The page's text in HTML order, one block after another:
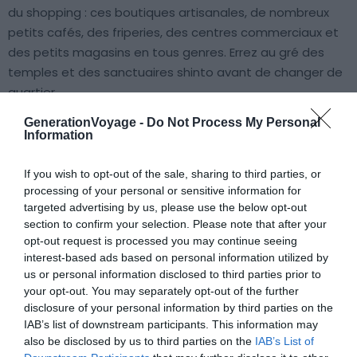
GenerationVoyage - Do Not Process My Personal
Information
If you wish to opt-out of the sale, sharing to third parties, or
processing of your personal or sensitive information for
targeted advertising by us, please use the below opt-out
section to confirm your selection. Please note that after your
opt-out request is processed you may continue seeing
interest-based ads based on personal information utilized by
us or personal information disclosed to third parties prior to
your opt-out. You may separately opt-out of the further
disclosure of your personal information by third parties on the
IAB’s list of downstream participants. This information may
also be disclosed by us to third parties on the IAB’s List of
du shopping : ces boutiques artisanales, de nombreux
petits cafés, des friperies, des centres commerciaux et
des petits magasins en tous genres. Errez au gré des
temples et des sanctuaires shinto avant de changer de
quartier.
Accolé au nord, le quartier de Sakae est un deuxième
notamment le centre Sunshine Sakaeet le Oasis 21,
semblable en tous points à un vaisseau spatial. La nuit, le
quartier se transforme en boîte de nuit à ciel ouvert :
des lumières partout, de la musique défenestrée jusque
tard dans la nuit, des restaurants et des bars à foison.
C’est donc un quartier sympa où loger à Nagoya si vous
aimez les zones très animées !
Trouver un hôtel à Osu